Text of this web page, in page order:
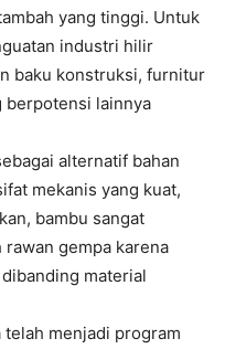
yang tinggi. Untuk
industri hilir
baku konstruksi, furnitur
berpotensi lainnya
alternatif bahan
mekanis yang kuat,
bambu sangat
gempa karena
material
menjadi program